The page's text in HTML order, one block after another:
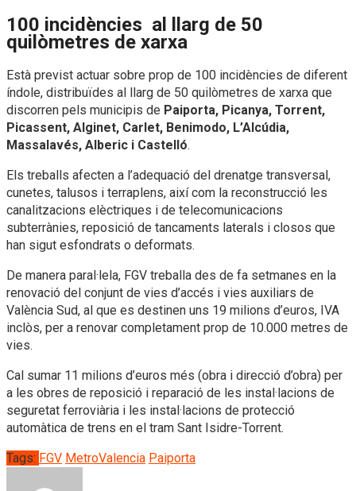
100 incidències al llarg de 50
quilòmetres de xarxa
Està previst actuar sobre prop de 100 incidències de diferent
índole, distribuïdes al llarg de 50 quilòmetres de xarxa que
discorren pels municipis de Paiporta, Picanya, Torrent,
Picassent, Alginet, Carlet, Benimodo, L’Alcúdia,
Massalavés, Alberic i Castelló.
Els treballs afecten a l’adequació del drenatge transversal,
cunetes, talusos i terraplens, així com la reconstrucció les
canalitzacions elèctriques i de telecomunicacions
subterrànies, reposició de tancaments laterals i closos que
han sigut esfondrats o deformats.
De manera paral·lela, FGV treballa des de fa setmanes en la
renovació del conjunt de vies d’accés i vies auxiliars de
València Sud, al que es destinen uns 19 milions d’euros, IVA
inclòs, per a renovar completament prop de 10.000 metres de
vies.
Cal sumar 11 milions d’euros més (obra i direcció d’obra) per
a les obres de reposició i reparació de les instal·lacions de
seguretat ferroviària i les instal·lacions de protecció
automàtica de trens en el tram Sant Isidre-Torrent.
Tags: FGV MetroValencia Paiporta